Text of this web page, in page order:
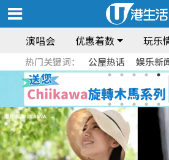
演唱会 优惠着数 玩乐
热门关键词： 公屋热话 娱乐新